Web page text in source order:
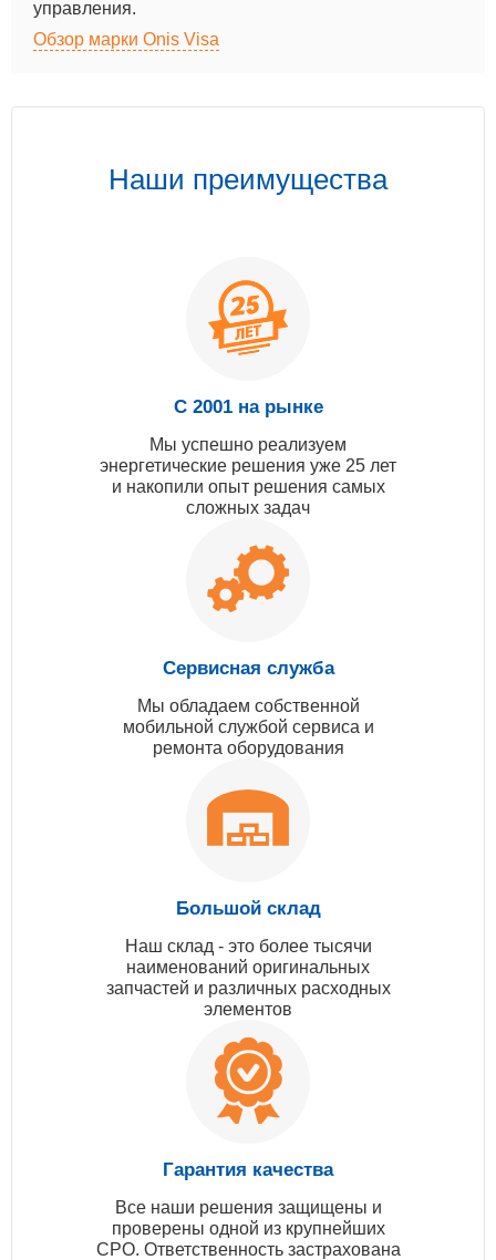
управления.
Обзор марки Onis Visa
Наши преимущества
С 2001 на рынке
Мы успешно реализуем
энергетические решения уже 25 лет
и накопили опыт решения самых
сложных задач
Сервисная служба
Мы обладаем собственной
мобильной службой сервиса и
ремонта оборудования
Большой склад
Наш склад - это более тысячи
наименований оригинальных
запчастей и различных расходных
элементов
Гарантия качества
Все наши решения защищены и
проверены одной из крупнейших
СРО. Ответственность застрахована